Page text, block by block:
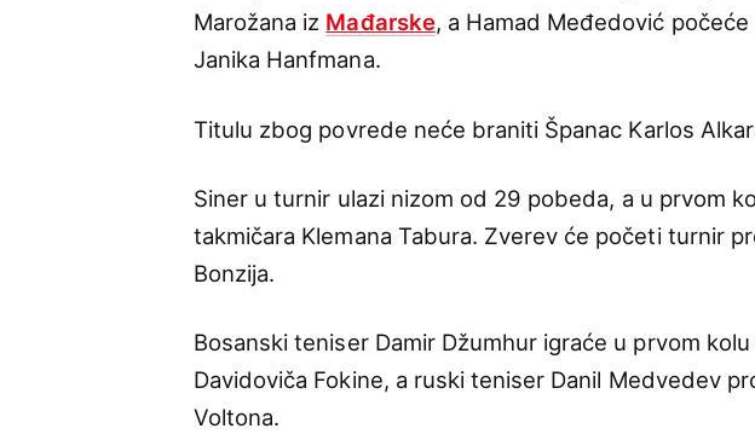
Marožana iz Mađarske, a Hamad Međedović
Janika Hanfmana.
Titulu zbog povrede neće braniti Španac Karlos
Siner u turnir ulazi nizom od 29 pobeda, a u prvom
takmičara Klemana Tabura. Zverev će početi turnir
Bonzija.
Bosanski teniser Damir Džumhur igraće u prvom
Davidoviča Fokine, a ruski teniser Danil Medvedev
Voltona.